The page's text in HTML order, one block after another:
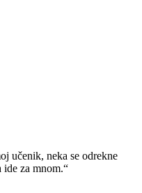
učenik, neka se odrekne
ide za mnom.“